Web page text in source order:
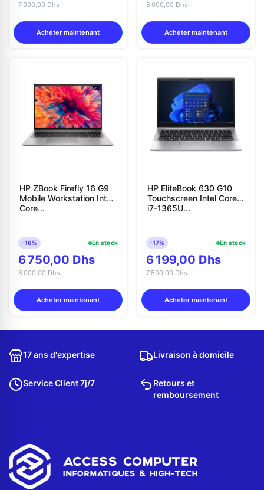
7 000,00 Dhs
Acheter maintenant
5 000,00 Dhs
Acheter maintenant
HP ZBook Firefly 16 G9
Mobile Workstation Intel
Core...
-16% En stock
6 750,00 Dhs
8 000,00 Dhs
Acheter maintenant
HP EliteBook 630 G10
Touchscreen Intel Core
i7-1365U...
-17% En stock
6 199,00 Dhs
7 500,00 Dhs
Acheter maintenant
17 ans d'expertise Livraison à domicile
Service Client 7j/7
Retours et
remboursement